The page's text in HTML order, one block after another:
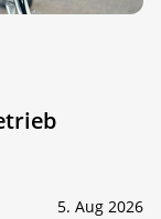
5. Aug 2026